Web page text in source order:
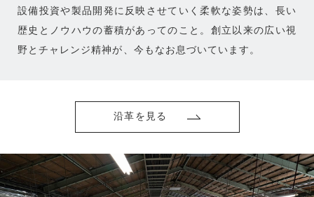
設備投資や製品開発に反映させていく柔軟な姿勢は、長い
歴史とノウハウの蓄積があってのこと。創立以来の広い視
野とチャレンジ精神が、今もなお息づいています。
沿革を見る